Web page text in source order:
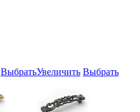
ВыбратьУвеличить Выбрать